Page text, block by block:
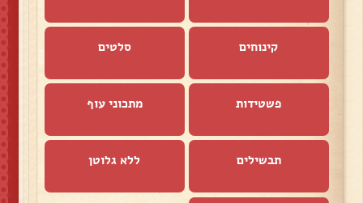
קינוחים סלטים
פשטידות מתכוני עוף
תבשילים ללא גלוטן